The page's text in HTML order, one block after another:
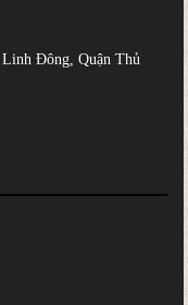
Đông, Quận Thủ